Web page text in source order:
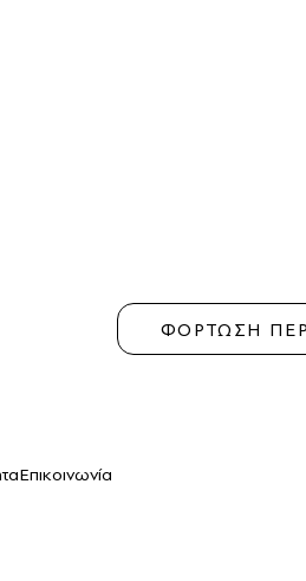
ΦΟΡΤΩΣΗ
Επικοινωνία